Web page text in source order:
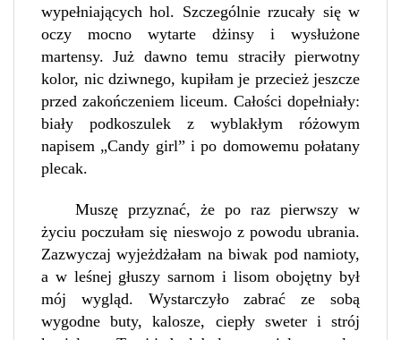
wypełniających hol. Szczególnie rzucały się w
oczy mocno wytarte dżinsy i wysłużone
martensy. Już dawno temu straciły pierwotny
kolor, nic dziwnego, kupiłam je przecież jeszcze
przed zakończeniem liceum. Całości dopełniały:
biały podkoszulek z wyblakłym różowym
napisem „Candy girl” i po domowemu połatany
plecak.
Muszę przyznać, że po raz pierwszy w
życiu poczułam się nieswojo z powodu ubrania.
Zazwyczaj wyjeżdżałam na biwak pod namioty,
a w leśnej głuszy sarnom i lisom obojętny był
mój wygląd. Wystarczyło zabrać ze sobą
wygodne buty, kalosze, ciepły sweter i strój